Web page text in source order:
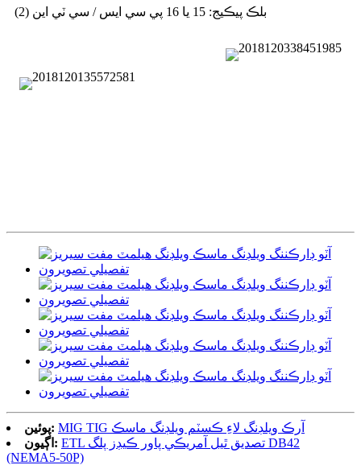
(2) بلڪ پيڪيج: 15 يا 16 پي سي ايس / سي ٽي اين
پوئين:
MIG TIG آرڪ ويلڊنگ لاءِ ڪسٽم ويلڊنگ ماسڪ
اڳيون: ETL تصديق ٿيل آمريڪي پاور ڪيڊز پلگ DB42
(NEMA5-50P)